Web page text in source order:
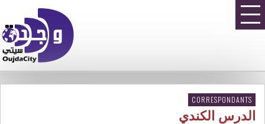
CORRESPONDANTS
الدرس الكندي